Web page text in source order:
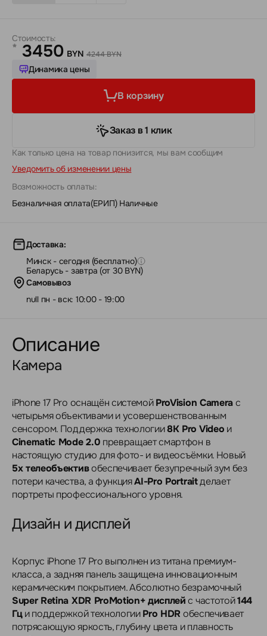
Стоимость:
* 3450 BYN 4244 BYN
Динамика цены
В корзину
Заказ в 1 клик
Как только цена на товар понизится, мы вам сообщим
Уведомить об изменении цены
Возможность оплаты:
Безналичная оплата(ЕРИП)| Наличные
Доставка:
Минск - сегодня (бесплатно)
Беларусь - завтра (от 30 BYN)
Самовывоз
null пн - вск: 10:00 - 19:00
Описание
Камера
iPhone 17 Pro оснащён системойProVision Cameraс
четырьмя объективами и усовершенствованным
сенсором. Поддержка технологии8K Pro Video и
Cinematic Mode 2.0 превращает смартфон в
настоящую студию для фото- и видеосъёмки. Новый
5x телеобъективобеспечивает безупречный зум без
потери качества, а функцияAI-Pro Portraitделает
портреты профессионального уровня.
Дизайн и дисплей
Корпус iPhone 17 Pro выполнен из титана премиум-
класса, а задняя панель защищена инновационным
керамическим покрытием. Абсолютно безрамочный
Super Retina XDR ProMotion+ дисплейс частотой144
Гци поддержкой технологииPro HDR обеспечивает
потрясающую яркость, глубину цвета и плавность